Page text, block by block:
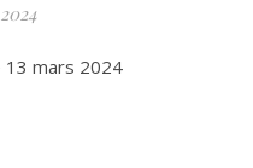
13 mars 2024